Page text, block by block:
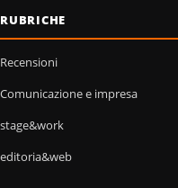
RUBRICHE
Recensioni
Comunicazione e impresa
stage&work
editoria&web